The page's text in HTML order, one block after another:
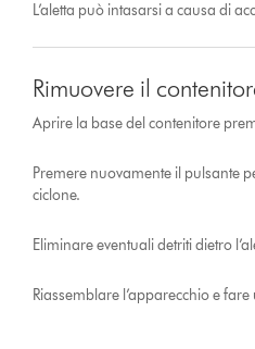
L’aletta può intasarsi a causa di
Rimuovere il
Aprire la base del contenitore
Premere nuovamente il pulsante
ciclone.
Eliminare eventuali detriti dietro
Riassemblare l’apparecchio e fare